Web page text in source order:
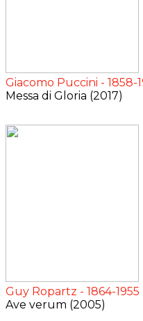
Giacomo Puccini - 1858-
Messa di Gloria (2017)
Guy Ropartz - 1864-1955
Ave verum (2005)